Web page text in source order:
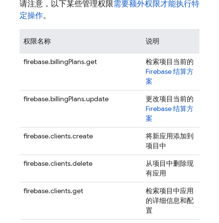
请注意，以下某些管理权限需要额外权限才能执行特
定操作。
权限名称 说明
firebase.billingPlans.get
检索项目当前的
Firebase 结算方
案
firebase.billingPlans.update
更改项目当前的
Firebase 结算方
案
firebase.clients.create
将新应用添加到
项目中
firebase.clients.delete
从项目中删除现
有应用
firebase.clients.get
检索项目中应用
的详细信息和配
置